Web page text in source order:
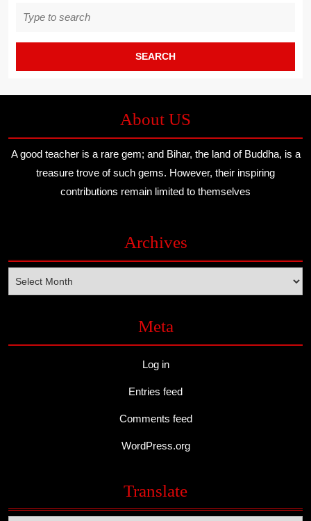
for:
About US
A good teacher is a rare gem; and Bihar, the land of Buddha, is a
treasure trove of such gems. However, their inspiring
contributions remain limited to themselves
Archives
Meta
Log in
Entries feed
Comments feed
WordPress.org
Translate